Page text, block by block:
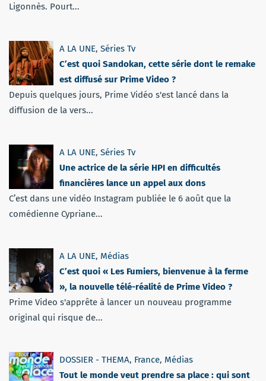
Ligonnès. Pourt...
A LA UNE, Séries Tv
C’est quoi Sandokan, cette série dont le remake
est diffusé sur Prime Video ?
Depuis quelques jours, Prime Vidéo s'est lancé dans la
diffusion de la vers...
A LA UNE, Séries Tv
Une actrice de la série HPI en difficultés
financières lance un appel aux dons
C’est dans une vidéo Instagram publiée le 6 août que la
comédienne Cypriane...
A LA UNE, Médias
C’est quoi « Les Fumiers, bienvenue à la ferme
», la nouvelle télé-réalité de Prime Video ?
Prime Video s'apprête à lancer un nouveau programme
original qui risque de...
DOSSIER - THEMA, France, Médias
Tout le monde veut prendre sa place : qui sont